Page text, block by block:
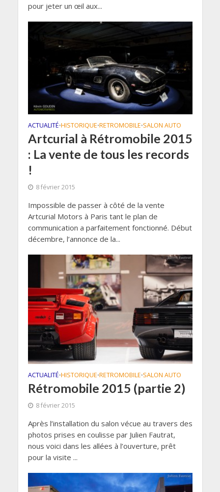
pour jeter un œil aux...
ACTUALITÉ•HISTORIQUE•RETROMOBILE•SALON AUTO
Artcurial à Rétromobile 2015
: La vente de tous les records
!
8 février 2015
Impossible de passer à côté de la vente
Artcurial Motors à Paris tant le plan de
communication a parfaitement fonctionné. Début
décembre, l’annonce de la...
ACTUALITÉ•HISTORIQUE•RETROMOBILE•SALON AUTO
Rétromobile 2015 (partie 2)
8 février 2015
Après l’installation du salon vécue au travers des
photos prises en coulisse par Julien Fautrat,
nous voici dans les allées à l’ouverture, prêt
pour la visite ...